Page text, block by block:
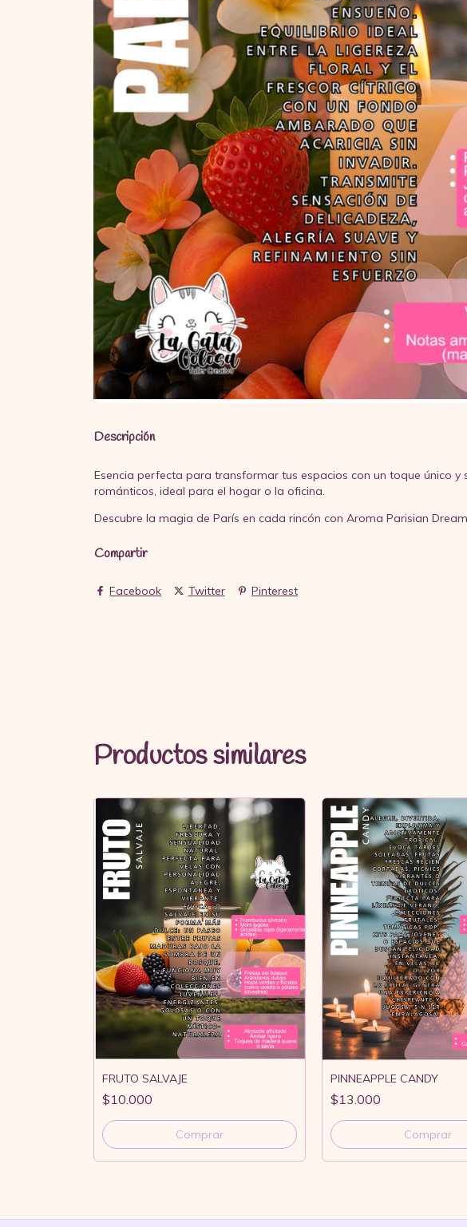
Descripción
Esencia perfecta para transformar tus espacios con un toque único
románticos, ideal para el hogar o la oficina.
Descubre la magia de París en cada rincón con Aroma Parisian
Compartir
Facebook Twitter Pinterest
Productos similares
FRUTO SALVAJE
$10.000
Comprar
PINNEAPPLE CANDY
$13.000
Comprar